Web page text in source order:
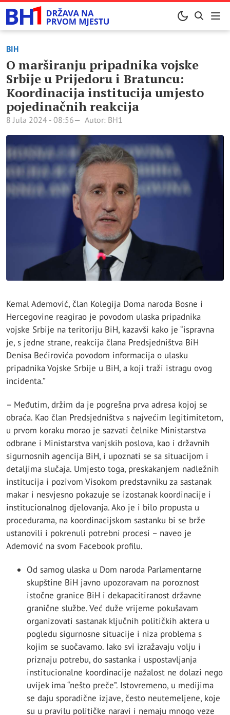
BIH
O marširanju pripadnika vojske
Srbije u Prijedoru i Bratuncu:
Koordinacija institucija umjesto
pojedinačnih reakcija
8 Jula 2024 - 08:56 Autor: BH1
Kemal Ademović, član Kolegija Doma naroda Bosne i
Hercegovine reagirao je povodom ulaska pripadnika
vojske Srbije na teritoriju BiH, kazavši kako je “ispravna
je, s jedne strane, reakcija člana Predsjedništva BiH
Denisa Bećirovića povodom informacija o ulasku
pripadnika Vojske Srbije u BiH, a koji traži istragu ovog
incidenta.”
– Međutim, držim da je pogrešna prva adresa kojoj se
obraća. Kao član Predsjedništva s najvećim legitimitetom,
u prvom koraku morao je sazvati čelnike Ministarstva
odbrane i Ministarstva vanjskih poslova, kao i državnih
sigurnosnih agencija BiH, i upoznati se sa situacijom i
detaljima slučaja. Umjesto toga, preskakanjem nadležnih
institucija i pozivom Visokom predstavniku za sastanak
makar i nesvjesno pokazuje se izostanak koordinacije i
institucionalnog djelovanja. Ako je i bilo propusta u
procedurama, na koordinacijskom sastanku bi se brže
ustanovili i pokrenuli potrebni procesi – naveo je
Ademović na svom Facebook profilu.
Od samog ulaska u Dom naroda Parlamentarne
skupštine BiH javno upozoravam na poroznost
istočne granice BiH i dekapacitiranost državne
granične službe. Već duže vrijeme pokušavam
organizovati sastanak ključnih političkih aktera u
pogledu sigurnosne situacije i niza problema s
kojim se suočavamo. Iako svi izražavaju volju i
priznaju potrebu, do sastanka i uspostavljanja
institucionalne koordinacije nažalost ne dolazi nego
uvijek ima “nešto preče”. Istovremeno, u medijima
se daju sporadične izjave, često neutemeljene, koje
su u pravilu političke naravi i nemaju mnogo veze